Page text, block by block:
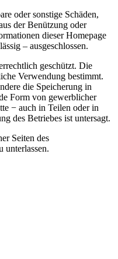
oder sonstige Schäden,
der Benützung oder
dieser Homepage
– ausgeschlossen.
geschützt. Die
Verwendung bestimmt.
die Speicherung in
Form von gewerblicher
− auch in Teilen oder in
des Betriebes ist untersagt.
Seiten des
unterlassen.